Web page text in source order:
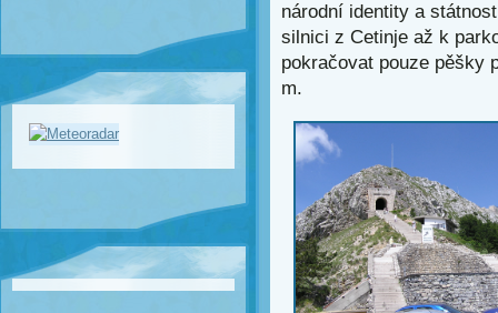
národní identity a
silnici z Cetinje až k
pokračovat pouze pěšky
m.